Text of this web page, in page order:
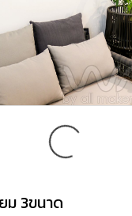
ม 3ขนาด